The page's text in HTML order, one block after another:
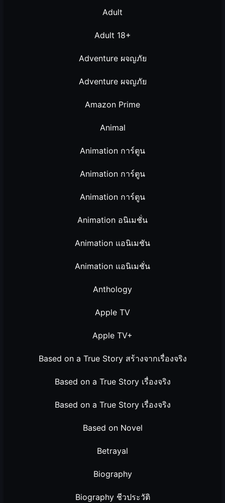
Adult
Adult 18+
Adventure ผจญภัย
Adventure ผจญภัย
Amazon Prime
Animal
Animation การ์ตูน
Animation การ์ตูน
Animation การ์ตูน
Animation อนิเมชั่น
Animation แอนิเมชัน
Animation แอนิเมชั่น
Anthology
Apple TV
Apple TV+
Based on a True Story สร้างจากเรื่องจริง
Based on a True Story เรื่องจริง
Based on a True Story เรื่องจริง
Based on Novel
Betrayal
Biography
Biography ชีวประวัติ